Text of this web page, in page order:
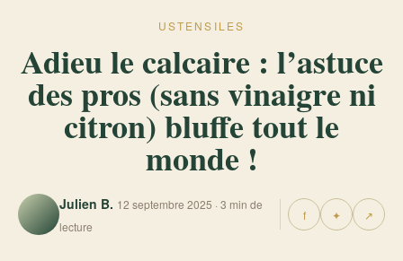
USTENSILES
Adieu le calcaire : l’astuce
des pros (sans vinaigre ni
citron) bluffe tout le
monde !
Julien B. 12 septembre 2025 · 3 min de
lecture
f ✦ ↗